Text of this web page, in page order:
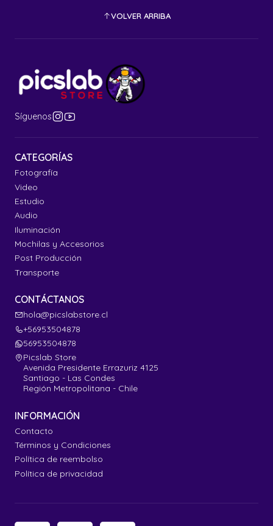
VOLVER ARRIBA
Síguenos
CATEGORÍAS
Fotografía
Video
Estudio
Audio
Iluminación
Mochilas y Accesorios
Post Producción
Transporte
CONTÁCTANOS
hola@picslabstore.cl
+56953504878
56953504878
Picslab Store
Avenida Presidente Errazuriz 4125
Santiago - Las Condes
Región Metropolitana - Chile
INFORMACIÓN
Contacto
Términos y Condiciones
Política de reembolso
Política de privacidad